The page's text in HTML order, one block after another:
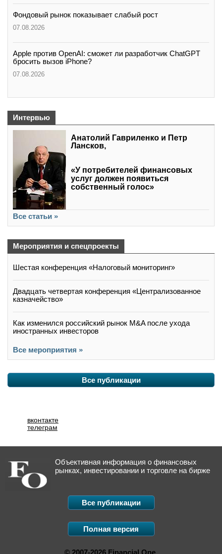
Фондовый рынок показывает слабый рост
07.08.2026
Apple против OpenAI: сможет ли разработчик ChatGPT
бросить вызов iPhone?
07.08.2026
Интервью
Анатолий Гавриленко и Петр
Лансков,
«У потребителей финансовых
услуг должен появиться
собственный голос»
Все статьи »
Мероприятия и спецпроекты
Шестая конференция «Налоговый мониторинг»
Двадцать четвертая конференция «Централизованное
казначейство»
Как изменился российский рынок M&A после ухода
иностранных инвесторов
Все мероприятия »
Все публикации
вконтакте
телеграм
Объективная информация о финансовых
рынках, инвестировании и торговле на бирже
Все публикации
Полная версия
© 2007-2026 Financial One.